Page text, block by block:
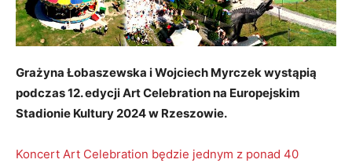
Grażyna Łobaszewska i Wojciech Myrczek wystąpią
podczas 12. edycji Art Celebration na Europejskim
Stadionie Kultury 2024 w Rzeszowie.
Koncert Art Celebration będzie jednym z ponad 40